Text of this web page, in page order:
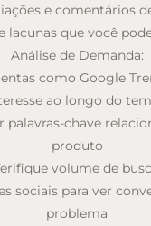
e comentários
lacunas que você
Análise de Demanda:
como Google
ao longo do
palavras-chave
produto
volume de
sociais para ver
problema